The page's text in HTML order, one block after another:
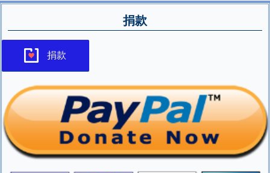
捐款
捐款